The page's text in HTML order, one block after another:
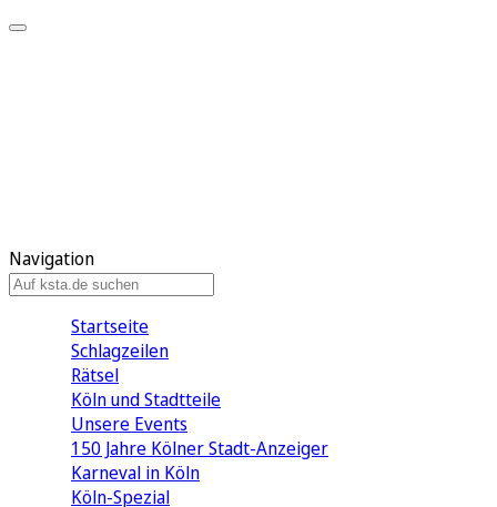
Navigation
Startseite
Schlagzeilen
Rätsel
Köln und Stadtteile
Unsere Events
150 Jahre Kölner Stadt-Anzeiger
Karneval in Köln
Köln-Spezial